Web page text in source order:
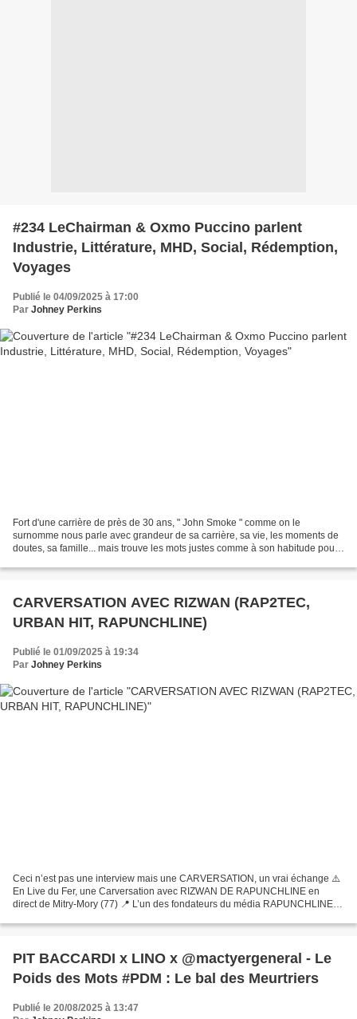
#234 LeChairman & Oxmo Puccino parlent
Industrie, Littérature, MHD, Social, Rédemption,
Voyages
Publié le 04/09/2025 à 17:00
Par Johney Perkins
Fort d'une carrière de près de 30 ans, " John Smoke " comme on le
surnomme nous parle avec grandeur de sa carrière, sa vie, les moments de
doutes, sa famille... mais trouve les mots justes comme à son habitude pour
CARVERSATION AVEC RIZWAN (RAP2TEC,
URBAN HIT, RAPUNCHLINE)
Publié le 01/09/2025 à 19:34
Par Johney Perkins
Ceci n’est pas une interview mais une CARVERSATION, un vrai échange ⚠️
En Live du Fer, une Carversation avec RIZWAN DE RAPUNCHLINE en
direct de Mitry-Mory (77) 📍 L’un des fondateurs du média RAPUNCHLINE
PIT BACCARDI x LINO x ‪@mactyergeneral‬ - Le
Poids des Mots #PDM : Le bal des Meurtriers
Publié le 20/08/2025 à 13:47